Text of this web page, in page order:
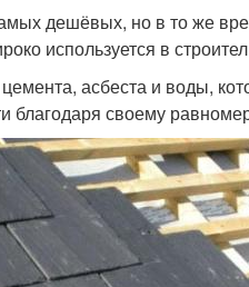
дешёвых, но в то же
используется в
асбеста и воды,
благодаря своему